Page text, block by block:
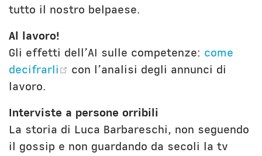
tutto il nostro belpaese.
Al lavoro!
Gli effetti dell’AI sulle competenze: come
decifrarli
(opens new window)
con l’analisi degli annunci di
lavoro.
Interviste a persone orribili
La storia di Luca Barbareschi, non seguendo
il gossip e non guardando da secoli la tv